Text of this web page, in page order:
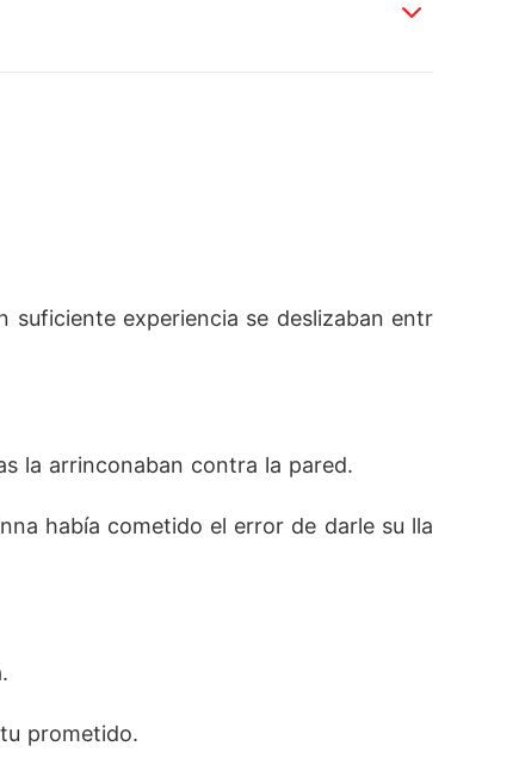
suficiente experiencia se deslizaban entr
la arrinconaban contra la pared.
había cometido el error de darle su lla
prometido.